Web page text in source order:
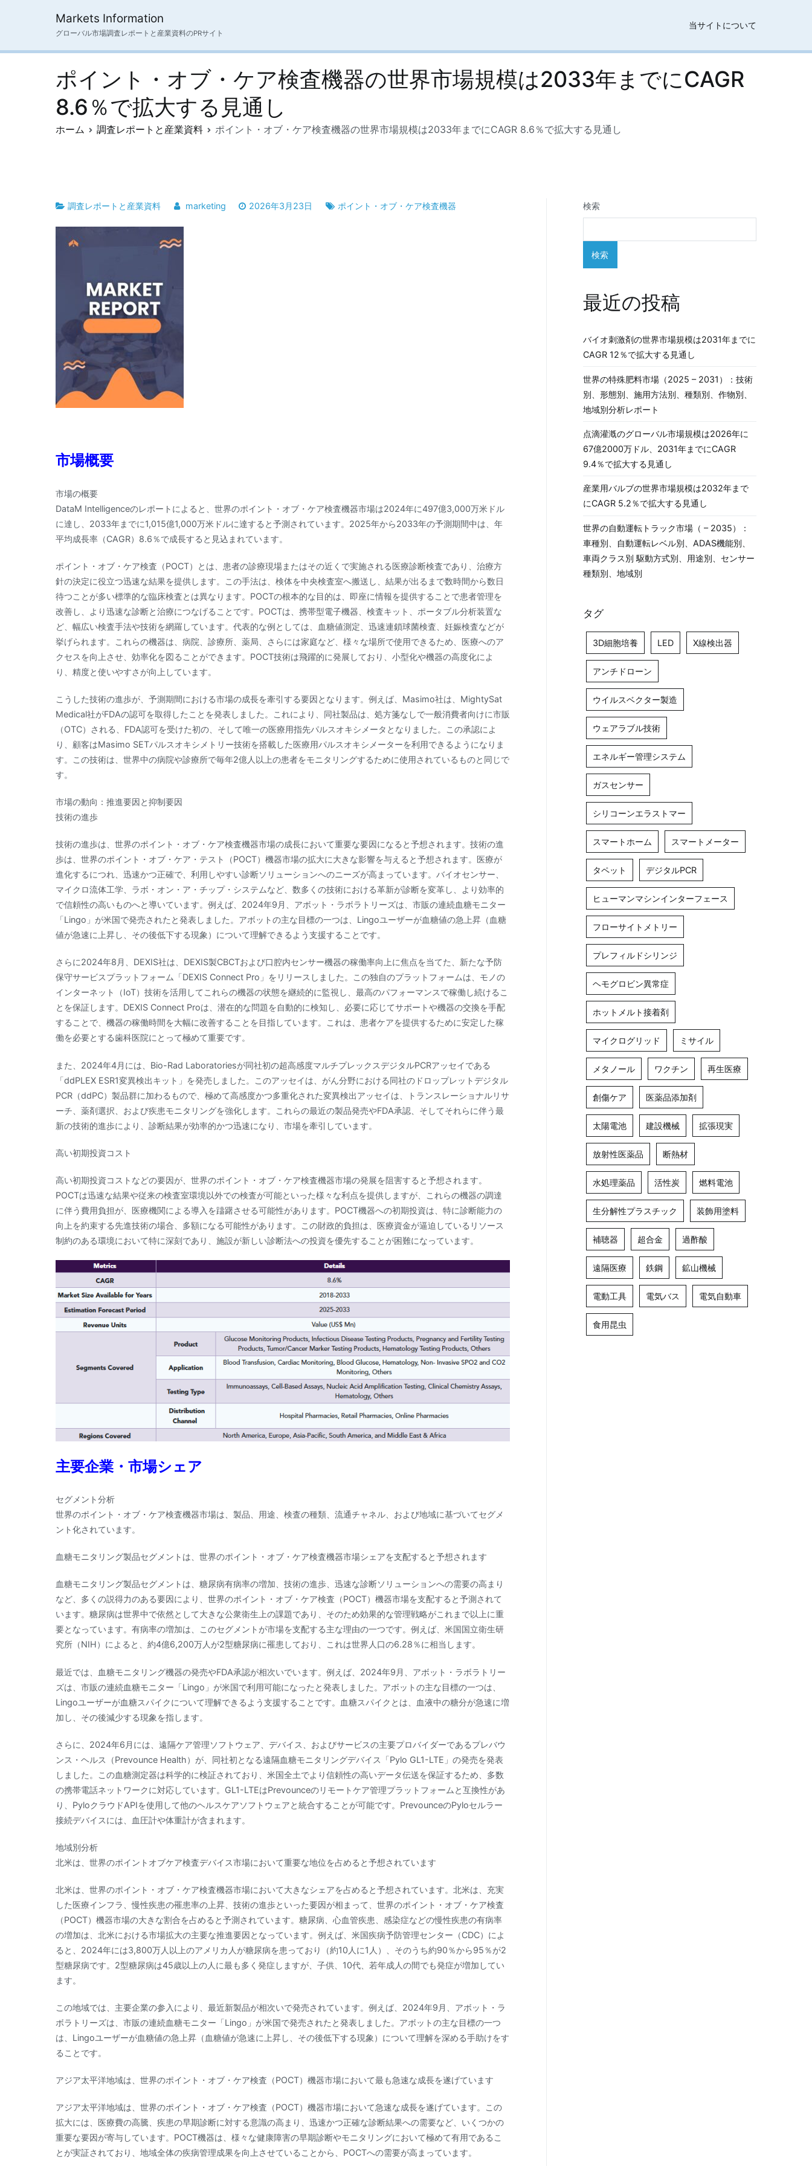
ス
Markets Information
グローバル市場調査レポートと産業資料のPRサイト
当サイトについて
ポイント・オブ・ケア検査機器の世界市場規模は2033年までにCAGR
8.6％で拡大する見通し
ホーム 調査レポートと産業資料 ポイント・オブ・ケア検査機器の世界市場規模は2033年までにCAGR 8.6％で拡大する見通し
調査レポートと産業資料 marketing 2026年3月23日 ポイント・オブ・ケア検査機器
市場概要
市場の概要
DataM Intelligenceのレポートによると、世界のポイント・オブ・ケア検査機器市場は2024年に497億3,000万米ドル
に達し、2033年までに1,015億1,000万米ドルに達すると予測されています。2025年から2033年の予測期間中は、年
平均成長率（CAGR）8.6％で成長すると見込まれています。
ポイント・オブ・ケア検査（POCT）とは、患者の診療現場またはその近くで実施される医療診断検査であり、治療方
針の決定に役立つ迅速な結果を提供します。この手法は、検体を中央検査室へ搬送し、結果が出るまで数時間から数日
待つことが多い標準的な臨床検査とは異なります。POCTの根本的な目的は、即座に情報を提供することで患者管理を
改善し、より迅速な診断と治療につなげることです。POCTは、携帯型電子機器、検査キット、ポータブル分析装置な
ど、幅広い検査手法や技術を網羅しています。代表的な例としては、血糖値測定、迅速連鎖球菌検査、妊娠検査などが
挙げられます。これらの機器は、病院、診療所、薬局、さらには家庭など、様々な場所で使用できるため、医療へのア
クセスを向上させ、効率化を図ることができます。POCT技術は飛躍的に発展しており、小型化や機器の高度化によ
り、精度と使いやすさが向上しています。
こうした技術の進歩が、予測期間における市場の成長を牽引する要因となります。例えば、Masimo社は、MightySat
Medical社がFDAの認可を取得したことを発表しました。これにより、同社製品は、処方箋なしで一般消費者向けに市販
（OTC）される、FDA認可を受けた初の、そして唯一の医療用指先パルスオキシメータとなりました。この承認によ
り、顧客はMasimo SETパルスオキシメトリー技術を搭載した医療用パルスオキシメーターを利用できるようになりま
す。この技術は、世界中の病院や診療所で毎年2億人以上の患者をモニタリングするために使用されているものと同じで
す。
市場の動向：推進要因と抑制要因
技術の進歩
技術の進歩は、世界のポイント・オブ・ケア検査機器市場の成長において重要な要因になると予想されます。技術の進
歩は、世界のポイント・オブ・ケア・テスト（POCT）機器市場の拡大に大きな影響を与えると予想されます。医療が
進化するにつれ、迅速かつ正確で、利用しやすい診断ソリューションへのニーズが高まっています。バイオセンサー、
マイクロ流体工学、ラボ・オン・ア・チップ・システムなど、数多くの技術における革新が診断を変革し、より効率的
で信頼性の高いものへと導いています。例えば、2024年9月、アボット・ラボラトリーズは、市販の連続血糖モニター
「Lingo」が米国で発売されたと発表しました。アボットの主な目標の一つは、Lingoユーザーが血糖値の急上昇（血糖
値が急速に上昇し、その後低下する現象）について理解できるよう支援することです。
さらに2024年8月、DEXIS社は、DEXIS製CBCTおよび口腔内センサー機器の稼働率向上に焦点を当てた、新たな予防
保守サービスプラットフォーム「DEXIS Connect Pro」をリリースしました。この独自のプラットフォームは、モノの
インターネット（IoT）技術を活用してこれらの機器の状態を継続的に監視し、最高のパフォーマンスで稼働し続けるこ
とを保証します。DEXIS Connect Proは、潜在的な問題を自動的に検知し、必要に応じてサポートや機器の交換を手配
することで、機器の稼働時間を大幅に改善することを目指しています。これは、患者ケアを提供するために安定した稼
働を必要とする歯科医院にとって極めて重要です。
また、2024年4月には、Bio-Rad Laboratoriesが同社初の超高感度マルチプレックスデジタルPCRアッセイである
「ddPLEX ESR1変異検出キット」を発売しました。このアッセイは、がん分野における同社のドロップレットデジタル
PCR（ddPC）製品群に加わるもので、極めて高感度かつ多重化された変異検出アッセイは、トランスレーショナルリサ
ーチ、薬剤選択、および疾患モニタリングを強化します。これらの最近の製品発売やFDA承認、そしてそれらに伴う最
新の技術的進歩により、診断結果が効率的かつ迅速になり、市場を牽引しています。
高い初期投資コスト
高い初期投資コストなどの要因が、世界のポイント・オブ・ケア検査機器市場の発展を阻害すると予想されます。
POCTは迅速な結果や従来の検査室環境以外での検査が可能といった様々な利点を提供しますが、これらの機器の調達
に伴う費用負担が、医療機関による導入を躊躇させる可能性があります。POCT機器への初期投資は、特に診断能力の
向上を約束する先進技術の場合、多額になる可能性があります。この財政的負担は、医療資金が逼迫しているリソース
制約のある環境において特に深刻であり、施設が新しい診断法への投資を優先することが困難になっています。
主要企業・市場シェア
セグメント分析
世界のポイント・オブ・ケア検査機器市場は、製品、用途、検査の種類、流通チャネル、および地域に基づいてセグメ
ント化されています。
血糖モニタリング製品セグメントは、世界のポイント・オブ・ケア検査機器市場シェアを支配すると予想されます
血糖モニタリング製品セグメントは、糖尿病有病率の増加、技術の進歩、迅速な診断ソリューションへの需要の高まり
など、多くの説得力のある要因により、世界のポイント・オブ・ケア検査（POCT）機器市場を支配すると予測されて
います。糖尿病は世界中で依然として大きな公衆衛生上の課題であり、そのため効果的な管理戦略がこれまで以上に重
要となっています。有病率の増加は、このセグメントが市場を支配する主な理由の一つです。例えば、米国国立衛生研
究所（NIH）によると、約4億6,200万人が2型糖尿病に罹患しており、これは世界人口の6.28％に相当します。
最近では、血糖モニタリング機器の発売やFDA承認が相次いでいます。例えば、2024年9月、アボット・ラボラトリー
ズは、市販の連続血糖モニター「Lingo」が米国で利用可能になったと発表しました。アボットの主な目標の一つは、
Lingoユーザーが血糖スパイクについて理解できるよう支援することです。血糖スパイクとは、血液中の糖分が急速に増
加し、その後減少する現象を指します。
さらに、2024年6月には、遠隔ケア管理ソフトウェア、デバイス、およびサービスの主要プロバイダーであるプレバウ
ンス・ヘルス（Prevounce Health）が、同社初となる遠隔血糖モニタリングデバイス「Pylo GL1-LTE」の発売を発表
しました。この血糖測定器は科学的に検証されており、米国全土でより信頼性の高いデータ伝送を保証するため、多数
の携帯電話ネットワークに対応しています。GL1-LTEはPrevounceのリモートケア管理プラットフォームと互換性があ
り、PyloクラウドAPIを使用して他のヘルスケアソフトウェアと統合することが可能です。PrevounceのPyloセルラー
接続デバイスには、血圧計や体重計が含まれます。
地域別分析
北米は、世界のポイントオブケア検査デバイス市場において重要な地位を占めると予想されています
北米は、世界のポイント・オブ・ケア検査機器市場において大きなシェアを占めると予想されています。北米は、充実
した医療インフラ、慢性疾患の罹患率の上昇、技術の進歩といった要因が相まって、世界のポイント・オブ・ケア検査
（POCT）機器市場の大きな割合を占めると予測されています。糖尿病、心血管疾患、感染症などの慢性疾患の有病率
の増加は、北米における市場拡大の主要な推進要因となっています。例えば、米国疾病予防管理センター（CDC）によ
ると、2024年には3,800万人以上のアメリカ人が糖尿病を患っており（約10人に1人）、そのうち約90％から95％が2
型糖尿病です。2型糖尿病は45歳以上の人に最も多く発症しますが、子供、10代、若年成人の間でも発症が増加してい
ます。
この地域では、主要企業の参入により、最近新製品が相次いで発売されています。例えば、2024年9月、アボット・ラ
ボラトリーズは、市販の連続血糖モニター「Lingo」が米国で発売されたと発表しました。アボットの主な目標の一つ
は、Lingoユーザーが血糖値の急上昇（血糖値が急速に上昇し、その後低下する現象）について理解を深める手助けをす
ることです。
アジア太平洋地域は、世界のポイント・オブ・ケア検査（POCT）機器市場において最も急速な成長を遂げています
アジア太平洋地域は、世界のポイント・オブ・ケア検査（POCT）機器市場において急速な成長を遂げています。この
拡大には、医療費の高騰、疾患の早期診断に対する意識の高まり、迅速かつ正確な診断結果への需要など、いくつかの
重要な要因が寄与しています。POCT機器は、様々な健康障害の早期診断やモニタリングにおいて極めて有用であるこ
とが実証されており、地域全体の疾病管理成果を向上させていることから、POCTへの需要が高まっています。
検索
検索
最近の投稿
バイオ刺激剤の世界市場規模は2031年までに
CAGR 12％で拡大する見通し
世界の特殊肥料市場（2025 – 2031）：技術
別、形態別、施用方法別、種類別、作物別、
地域別分析レポート
点滴灌漑のグローバル市場規模は2026年に
67億2000万ドル、2031年までにCAGR
9.4％で拡大する見通し
産業用バルブの世界市場規模は2032年まで
にCAGR 5.2％で拡大する見通し
世界の自動運転トラック市場（ – 2035）：
車種別、自動運転レベル別、ADAS機能別、
車両クラス別 駆動方式別、用途別、センサー
種類別、地域別
タグ
3D細胞培養 LED X線検出器
アンチドローン
ウイルスベクター製造
ウェアラブル技術
エネルギー管理システム
ガスセンサー
シリコーンエラストマー
スマートホーム スマートメーター
タペット デジタルPCR
ヒューマンマシンインターフェース
フローサイトメトリー
プレフィルドシリンジ
ヘモグロビン異常症
ホットメルト接着剤
マイクログリッド ミサイル
メタノール ワクチン 再生医療
創傷ケア 医薬品添加剤
太陽電池 建設機械 拡張現実
放射性医薬品 断熱材
水処理薬品 活性炭 燃料電池
生分解性プラスチック 装飾用塗料
補聴器 超合金 過酢酸
遠隔医療 鉄鋼 鉱山機械
電動工具 電気バス 電気自動車
食用昆虫